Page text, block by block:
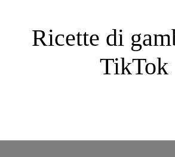
Ricette di
TikTok